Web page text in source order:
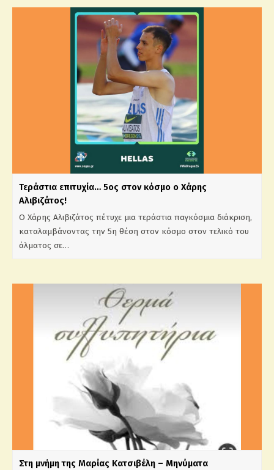
Τεράστια επιτυχία… 5ος στον κόσμο ο Χάρης
Αλιβιζάτος!
Ο Χάρης Αλιβιζάτος πέτυχε μια τεράστια παγκόσμια διάκριση,
καταλαμβάνοντας την 5η θέση στον κόσμο στον τελικό του
άλματος σε…
Στη μνήμη της Μαρίας Κατσιβέλη – Μηνύματα